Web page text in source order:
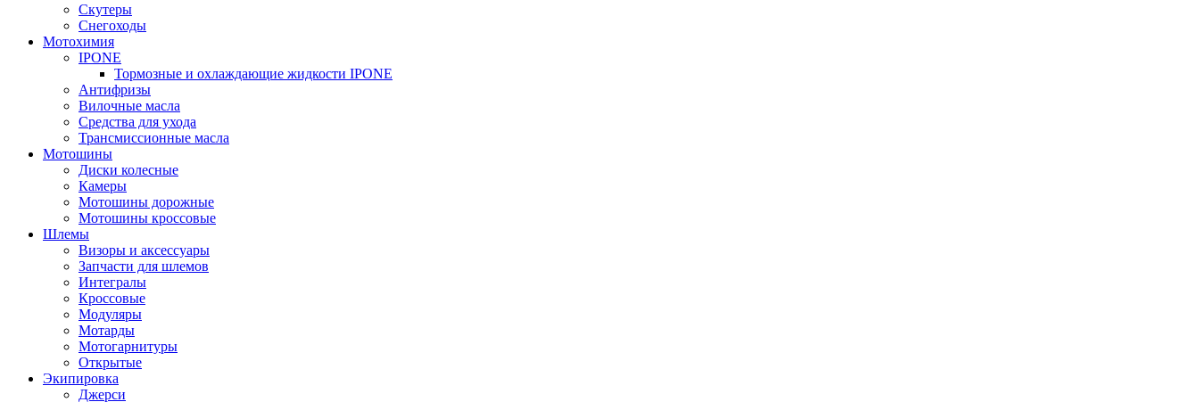
Скутеры
Снегоходы
Мотохимия
IPONE
Тормозные и охлаждающие жидкости IPONE
Антифризы
Вилочные масла
Средства для ухода
Трансмиссионные масла
Мотошины
Диски колесные
Камеры
Мотошины дорожные
Мотошины кроссовые
Шлемы
Визоры и аксессуары
Запчасти для шлемов
Интегралы
Кроссовые
Модуляры
Мотарды
Мотогарнитуры
Открытые
Экипировка
Джерси